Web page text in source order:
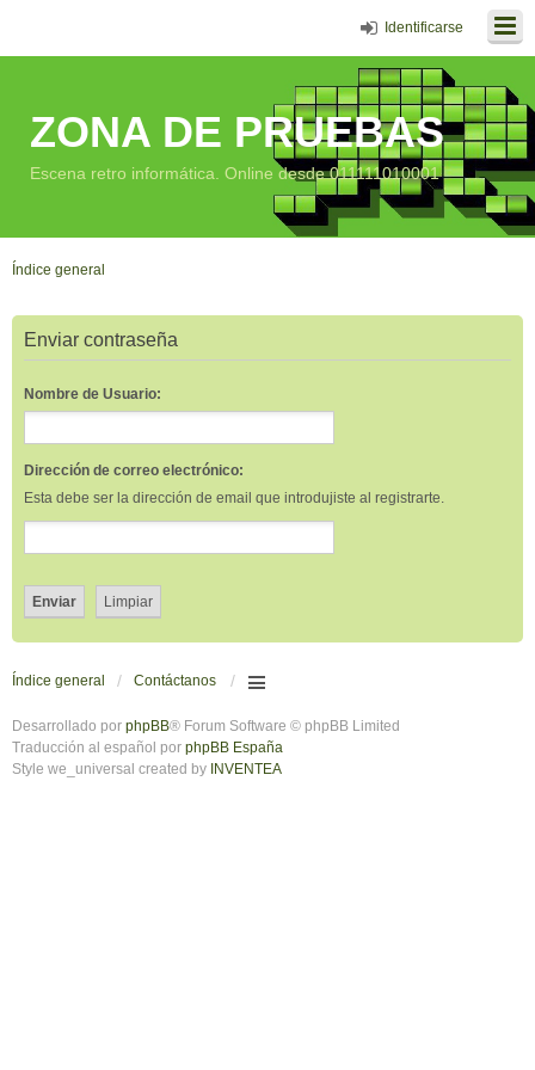
Identificarse
ZONA DE PRUEBAS
Escena retro informática. Online desde 011111010001
Índice general
Enviar contraseña
Nombre de Usuario:
Dirección de correo electrónico:
Esta debe ser la dirección de email que introdujiste al registrarte.
Índice general Contáctanos
Desarrollado por phpBB® Forum Software © phpBB Limited
Traducción al español por phpBB España
Style we_universal created by INVENTEA